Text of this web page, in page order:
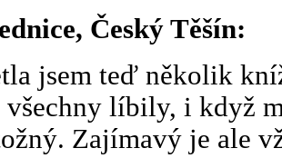
Český Těšín:
jsem teď několik
líbily, i když
Zajímavý je ale